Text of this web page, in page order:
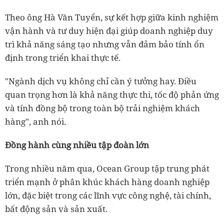
Theo ông Hà Văn Tuyển, sự kết hợp giữa kinh nghiệm
vận hành và tư duy hiện đại giúp doanh nghiệp duy
trì khả năng sáng tạo nhưng vẫn đảm bảo tính ổn
định trong triển khai thực tế.
"Ngành dịch vụ không chỉ cần ý tưởng hay. Điều
quan trọng hơn là khả năng thực thi, tốc độ phản ứng
và tính đồng bộ trong toàn bộ trải nghiệm khách
hàng", anh nói.
Đồng hành cùng nhiều tập đoàn lớn
Trong nhiều năm qua, Ocean Group tập trung phát
triển mạnh ở phân khúc khách hàng doanh nghiệp
lớn, đặc biệt trong các lĩnh vực công nghệ, tài chính,
bất động sản và sản xuất.